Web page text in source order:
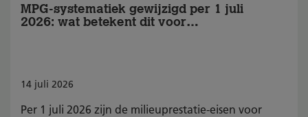
MPG-systematiek gewijzigd per 1 juli
2026: wat betekent dit voor
14 juli 2026
Per 1 juli 2026 zijn de milieuprestatie-eisen voor